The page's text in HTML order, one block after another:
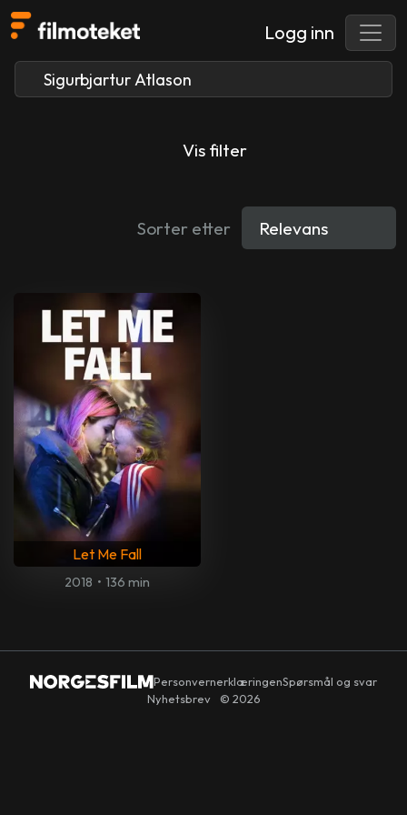
Logg inn
Vis filter
Sorter etter
Let Me Fall
2018 • 136 min
PersonvernerklæringenSpørsmål og svar
Nyhetsbrev
© 2026